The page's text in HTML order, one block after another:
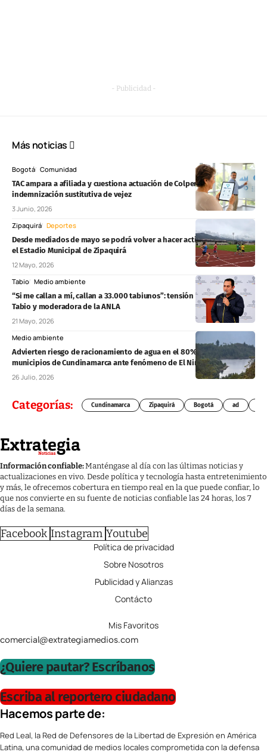
- Publicidad -
Más noticias
Bogotá Comunidad
TAC ampara a afiliada y cuestiona actuación de Colpensiones por
indemnización sustitutiva de vejez
3 Junio, 2026
Zipaquirá Deportes
Desde mediados de mayo se podrá volver a hacer actividad física en
el Estadio Municipal de Zipaquirá
12 Mayo, 2026
Tabio Medio ambiente
“Si me callan a mí, callan a 33.000 tabiunos”: tensión entre alcalde de
Tabio y moderadora de la ANLA
21 Mayo, 2026
Medio ambiente
Advierten riesgo de racionamiento de agua en el 80% de los
municipios de Cundinamarca ante fenómeno de El Niño
26 Julio, 2026
Categorías: Cundinamarca Zipaquirá Bogotá ad
Información confiable:Manténgase al día con las últimas noticias y
actualizaciones en vivo. Desde política y tecnología hasta entretenimiento
y más, le ofrecemos cobertura en tiempo real en la que puede confiar, lo
que nos convierte en su fuente de noticias confiable las 24 horas, los 7
días de la semana.
Facebook Instagram Youtube
Política de privacidad
Sobre Nosotros
Publicidad y Alianzas
Contácto
Mis Favoritos
comercial@extrategiamedios.com
¿Quiere pautar? Escríbanos
Escriba al reportero ciudadano
Hacemos parte de:
Red Leal, la Red de Defensores de la Libertad de Expresión en América
Latina, una comunidad de medios locales comprometida con la defensa